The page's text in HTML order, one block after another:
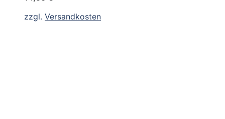
zzgl. Versandkosten